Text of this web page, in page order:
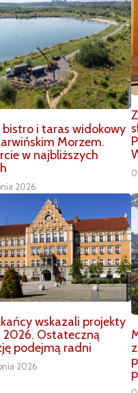
bistro i taras widokowy
Morzem.
w najbliższych
2026
wskazali projekty
2026. Ostateczną
podejmą radni
2026